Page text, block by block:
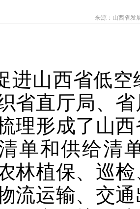
来源：山西省发
进山西省低空
省直厅局、
理形成了山
单和供给清
农林植保、巡
物流运输、交